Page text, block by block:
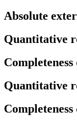
Absolute
Quantitative
Completeness
Quantitative